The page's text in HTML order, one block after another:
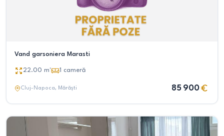
Vand garsoniera Marasti
22.00 m² 1 cameră
Cluj-Napoca, Mărăști 85 900